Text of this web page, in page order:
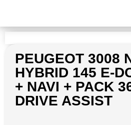
PEUGEOT 3008
HYBRID 145 E-
+ NAVI + PACK
DRIVE ASSIST